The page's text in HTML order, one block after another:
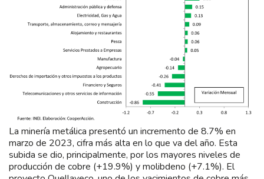
La minería metálica presentó un incremento de 8.7% en
marzo de 2023, cifra más alta en lo que va del año. Esta
subida se dio, principalmente, por los mayores niveles de
producción de cobre (+19.9%) y molibdeno (+7.1%). El